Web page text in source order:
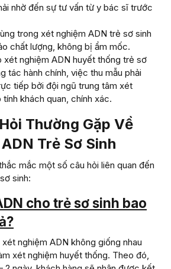
nhờ đến sự tư vấn từ y bác sĩ trước
trong xét nghiệm ADN trẻ sơ sinh
chất lượng, không bị ẩm mốc.
xét nghiệm ADN huyết thống trẻ sơ
tác hành chính, việc thu mẫu phải
tiếp bởi đội ngũ trung tâm xét
khách quan, chính xác.
Thường Gặp Về
Trẻ Sơ Sinh
mắc một số câu hỏi liên quan đến
sinh:
cho trẻ sơ sinh bao
nghiệm ADN không giống nhau
xét nghiệm huyết thống. Theo đó,